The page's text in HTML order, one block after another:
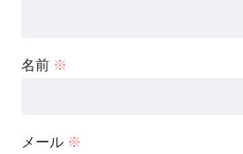
名前 ※
メール ※